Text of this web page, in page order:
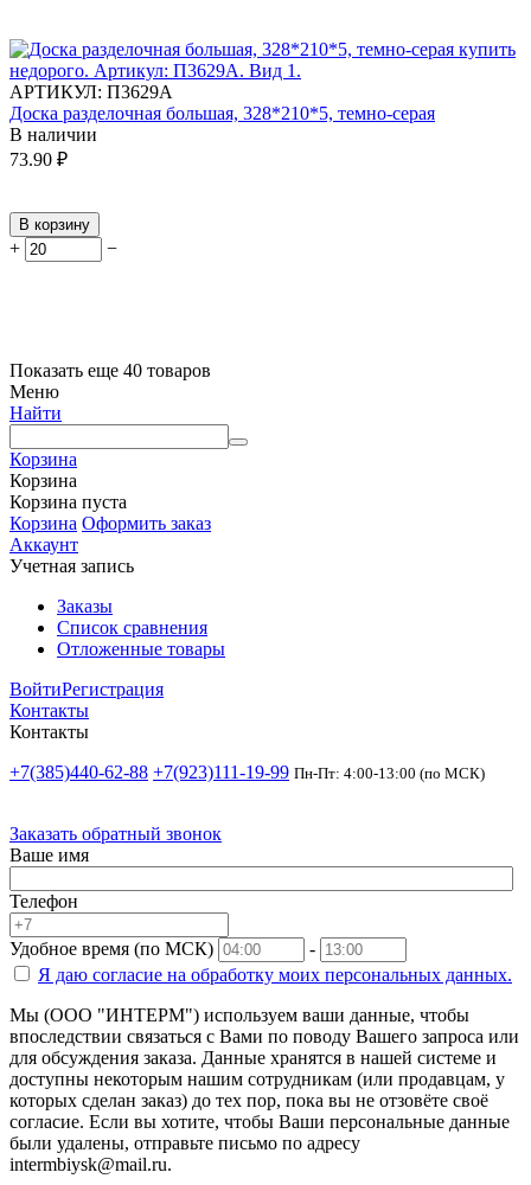
АРТИКУЛ: П3629А
Доска разделочная большая, 328*210*5, темно-серая
В наличии
73.90 ₽
В корзину
+ −
Показать еще 40 товаров
Меню
Найти
Корзина
Корзина
Корзина пуста
Корзина Оформить заказ
Аккаунт
Учетная запись
Заказы
Список сравнения
Отложенные товары
ВойтиРегистрация
Контакты
Контакты
+7(385)440-62-88 +7(923)111-19-99 Пн-Пт: 4:00-13:00 (по МСК)
Заказать обратный звонок
Ваше имя
Телефон
Удобное время (по МСК)
-
Я даю согласие на обработку моих персональных данных.
Мы (ООО "ИНТЕРМ") используем ваши данные, чтобы
впоследствии связаться с Вами по поводу Вашего запроса или
для обсуждения заказа. Данные хранятся в нашей системе и
доступны некоторым нашим сотрудникам (или продавцам, у
которых сделан заказ) до тех пор, пока вы не отзовёте своё
согласие. Если вы хотите, чтобы Ваши персональные данные
были удалены, отправьте письмо по адресу
intermbiysk@mail.ru.